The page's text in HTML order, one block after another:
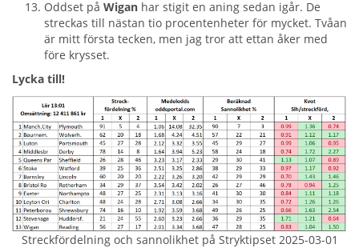
Oddset på Wigan har stigit en aning sedan igår. De
streckas till nästan tio procentenheter för mycket. Tvåan
är mitt första tecken, men jag tror att ettan åker med
före krysset.
Lycka till!
Streckfördelning och sannolikhet på Stryktipset 2025-03-01